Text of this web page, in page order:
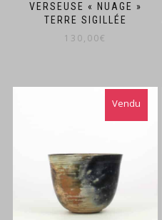
VERSEUSE « NUAGE »
TERRE SIGILLÉE
130,00€